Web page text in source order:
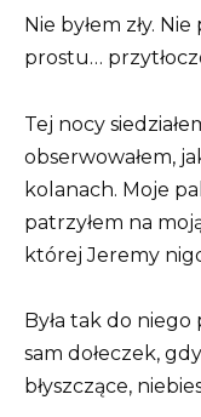
Nie byłem zły.
prostu…
Tej nocy
obserwowałem,
kolanach. Moje
patrzyłem na
której Jeremy
Była tak do niego
sam dołeczek,
błyszczące,